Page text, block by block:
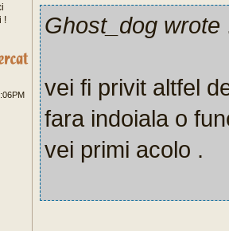
!
Ghost_dog wrote
vei fi privit altfel
fara indoiala o
vei primi acolo .